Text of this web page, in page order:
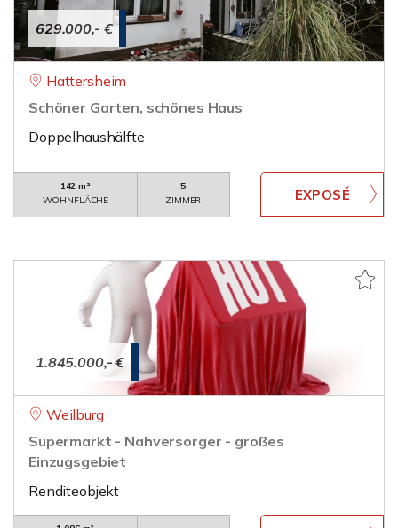
629.000,- €
Hattersheim
Schöner Garten, schönes Haus
Doppelhaushälfte
142 m²
WOHNFLÄCHE
5
ZIMMER
1.845.000,- €
Weilburg
Supermarkt - Nahversorger - großes
Einzugsgebiet
Renditeobjekt